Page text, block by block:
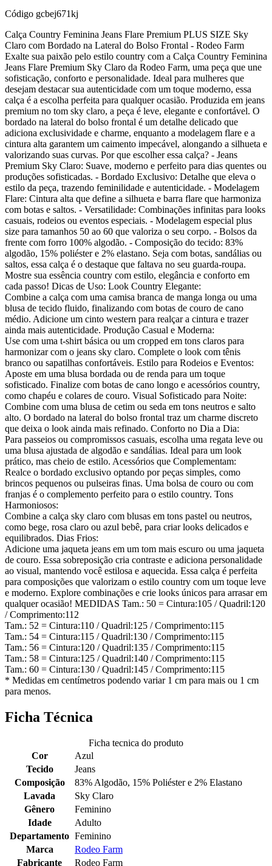
Código gcbej671kj
Calça Country Feminina Jeans Flare Premium PLUS SIZE Sky
Claro com Bordado na Lateral do Bolso Frontal - Rodeo Farm
Exalte sua paixão pelo estilo country com a Calça Country Feminina
Jeans Flare Premium Sky Claro da Rodeo Farm, uma peça que une
sofisticação, conforto e personalidade. Ideal para mulheres que
desejam destacar sua autenticidade com um toque moderno, essa
calça é a escolha perfeita para qualquer ocasião. Produzida em jeans
premium no tom sky claro, a peça é leve, elegante e confortável. O
bordado na lateral do bolso frontal é um detalhe delicado que
adiciona exclusividade e charme, enquanto a modelagem flare e a
cintura alta garantem um caimento impecável, alongando a silhueta e
valorizando suas curvas. Por que escolher essa calça? - Jeans
Premium Sky Claro: Suave, moderno e perfeito para dias quentes ou
produções sofisticadas. - Bordado Exclusivo: Detalhe que eleva o
estilo da peça, trazendo feminilidade e autenticidade. - Modelagem
Flare: Cintura alta que define a silhueta e barra flare que harmoniza
com botas e saltos. - Versatilidade: Combinações infinitas para looks
casuais, rodeios ou eventos especiais. - Modelagem especial plus
size para tamanhos 50 ao 60 que valoriza o seu corpo. - Bolsos da
frente com forro 100% algodão. - Composição do tecido: 83%
algodão, 15% poliéster e 2% elastano. Seja com botas, sandálias ou
saltos, essa calça é o destaque que faltava no seu guarda-roupa.
Mostre sua essência country com estilo, elegância e conforto em
cada passo! Dicas de Uso: Look Country Elegante:
Combine a calça com uma camisa branca de manga longa ou uma
blusa de tecido fluido, finalizando com botas de couro de cano
médio. Adicione um cinto western para realçar a cintura e trazer
ainda mais autenticidade. Produção Casual e Moderna:
Use com uma t-shirt básica ou um cropped em tons claros para
harmonizar com o jeans sky claro. Complete o look com tênis
branco ou sapatilhas confortáveis. Estilo para Rodeios e Eventos:
Aposte em uma blusa bordada ou de renda para um toque
sofisticado. Finalize com botas de cano longo e acessórios country,
como chapéu e colares de couro. Visual Sofisticado para Noite:
Combine com uma blusa de cetim ou seda em tons neutros e salto
alto. O bordado na lateral do bolso frontal traz um charme discreto
que deixa o look ainda mais refinado. Conforto no Dia a Dia:
Para passeios ou compromissos casuais, escolha uma regata leve ou
uma blusa ajustada de algodão e sandálias. Ideal para um look
prático, mas cheio de estilo. Acessórios que Complementam:
Realce o bordado exclusivo optando por peças simples, como
brincos pequenos ou pulseiras finas. Uma bolsa de couro ou com
franjas é o complemento perfeito para o estilo country. Tons
Harmoniosos:
Combine a calça sky claro com blusas em tons pastel ou neutros,
como bege, rosa claro ou azul bebê, para criar looks delicados e
equilibrados. Dias Frios:
Adicione uma jaqueta jeans em um tom mais escuro ou uma jaqueta
de couro. Essa sobreposição cria contraste e adiciona personalidade
ao visual, mantendo você estilosa e aquecida. Essa calça é perfeita
para composições que valorizam o estilo country com um toque leve
e moderno. Explore combinações e crie looks únicos para arrasar em
qualquer ocasião! MEDIDAS Tam.: 50 = Cintura:105 / Quadril:120
/ Comprimento:112
Tam.: 52 = Cintura:110 / Quadril:125 / Comprimento:115
Tam.: 54 = Cintura:115 / Quadril:130 / Comprimento:115
Tam.: 56 = Cintura:120 / Quadril:135 / Comprimento:115
Tam.: 58 = Cintura:125 / Quadril:140 / Comprimento:115
Tam.: 60 = Cintura:130 / Quadril:145 / Comprimento:115
* Medidas em centímetros podendo variar 1 cm para mais ou 1 cm
para menos.
Ficha Técnica
Ficha tecnica do produto
Cor
Azul
Tecido
Jeans
Composição
83% Algodão, 15% Poliéster e 2% Elastano
Lavada
Sky Claro
Gênero
Feminino
Idade
Adulto
Departamento Feminino
Marca
Rodeo Farm
Fabricante
Rodeo Farm